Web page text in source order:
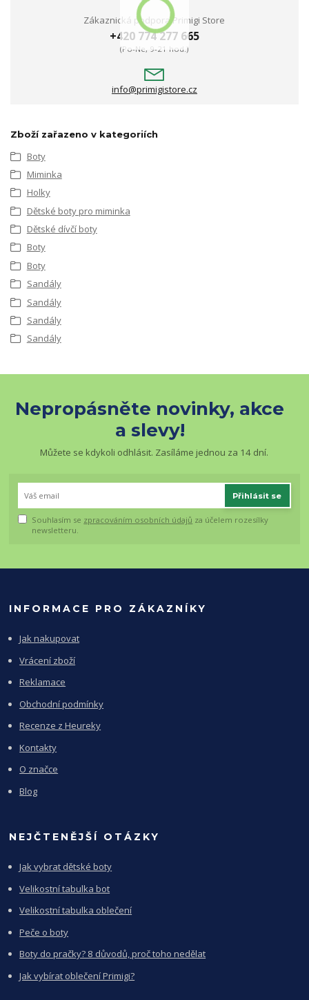
Zákaznická podpora Primigi Store
+420 774 277 665
(Po-Ne, 9-21 hod.)
info@primigistore.cz
Zboží zařazeno v kategoriích
Boty
Miminka
Holky
Dětské boty pro miminka
Dětské dívčí boty
Boty
Boty
Sandály
Sandály
Sandály
Sandály
Nepropásněte novinky, akce
a slevy!
Můžete se kdykoli odhlásit. Zasíláme jednou za 14 dní.
Přihlásit se
Souhlasím se zpracováním osobních údajů za účelem rozesílky
newsletteru.
INFORMACE PRO ZÁKAZNÍKY
Jak nakupovat
Vrácení zboží
Reklamace
Obchodní podmínky
Recenze z Heureky
Kontakty
O značce
Blog
NEJČTENĚJŠÍ OTÁZKY
Jak vybrat dětské boty
Velikostní tabulka bot
Velikostní tabulka oblečení
Peče o boty
Boty do pračky? 8 důvodů, proč toho nedělat
Jak vybírat oblečení Primigi?